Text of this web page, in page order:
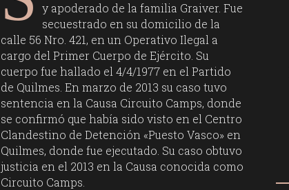
y apoderado de la familia Graiver. Fue
secuestrado en su domicilio de la
calle 56 Nro. 421, en un Operativo Ilegal a
cargo del Primer Cuerpo de Ejército. Su
cuerpo fue hallado el 4/4/1977 en el Partido
de Quilmes. En marzo de 2013 su caso tuvo
sentencia en la Causa Circuito Camps, donde
se confirmó que había sido visto en el Centro
Clandestino de Detención «Puesto Vasco» en
Quilmes, donde fue ejecutado. Su caso obtuvo
justicia en el 2013 en la Causa conocida como
Circuito Camps.